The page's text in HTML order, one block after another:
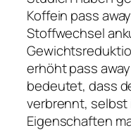
Koffein pass
Stoffwechsel
erhöht pass
bedeutet, dass
verbrennt, selbst
Eigenschaften